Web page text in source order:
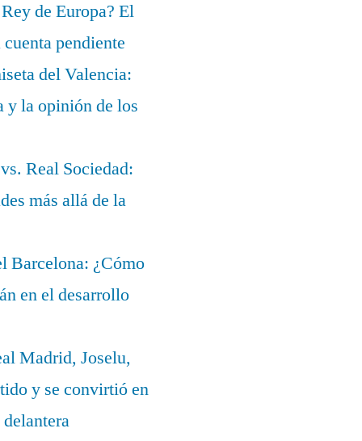
de Europa? El
pendiente
del Valencia:
y la opinión de los
Real Sociedad:
más allá de la
Barcelona: ¿Cómo
en el desarrollo
Madrid, Joselu,
y se convirtió en